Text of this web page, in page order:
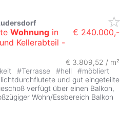
Wohnung in
Kellerabteil -
€ 240.000,-
€ 3.809,52 / m²
#Terrasse #hell #möbliert
und gut eingeteilte
verfügt über einen Balkon,
Wohn/Essbereich Balkon